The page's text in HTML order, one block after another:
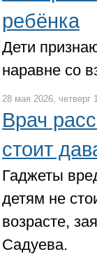
ребёнка
Дети
наравне со
28 мая 2026, четверг
Врач
стоит
Гаджеты
детям не
возрасте,
Садуева.